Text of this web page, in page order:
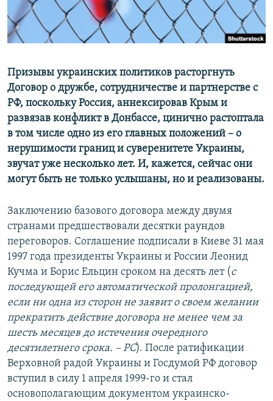
ПОБЕДИТЕЛЕЙ НЕ СУДЯТ?
КРЫМ.НЕПОКОРЕННЫЙ
УКРАИНСКАЯ ПРОБЛЕМА КРЫМА
ПРИСОЕДИНЯЙТЕСЬ!
Все сайты RFE/RL
Призывы украинских политиков расторгнуть
Договор о дружбе, сотрудничестве и партнерстве с
РФ, поскольку Россия, аннексировав Крым и
развязав конфликт в Донбассе, цинично растоптала
в том числе одно из его главных положений – о
нерушимости границ и суверенитете Украины,
звучат уже несколько лет. И, кажется, сейчас они
могут быть не только услышаны, но и реализованы.
Заключению базового договора между двумя
странами предшествовали десятки раундов
переговоров. Соглашение подписали в Киеве 31 мая
1997 года президенты Украины и России Леонид
Кучма и Борис Ельцин сроком на десять лет (с
последующей его автоматической пролонгацией,
если ни одна из сторон не заявит о своем желании
прекратить действие договора не менее чем за
шесть месяцев до истечения очередного
десятилетнего срока. – РС). После ратификации
Верховной радой Украины и Госдумой РФ договор
вступил в силу 1 апреля 1999-го и стал
основополагающим документом украинско-